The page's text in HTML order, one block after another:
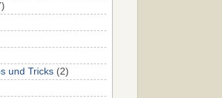
und Tricks (2)